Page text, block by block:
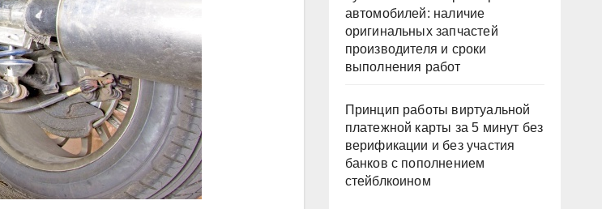
автомобилей: наличие
оригинальных запчастей
производителя и сроки
выполнения работ
Принцип работы виртуальной
платежной карты за 5 минут без
верификации и без участия
банков с пополнением
стейблкоином